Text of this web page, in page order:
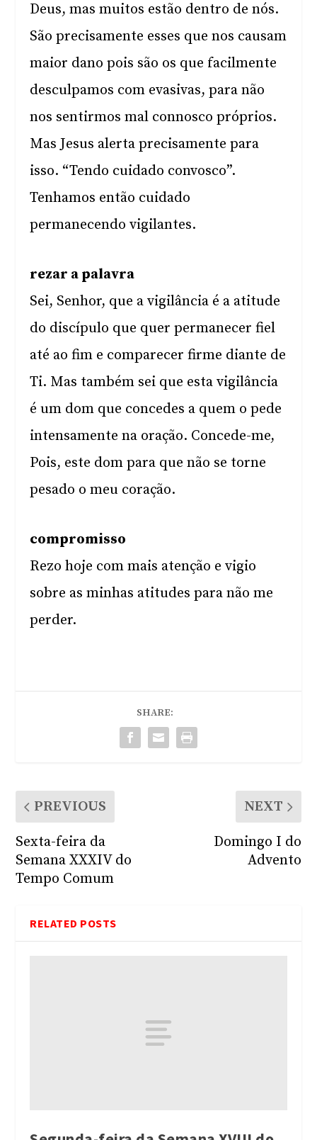
Deus, mas muitos estão dentro de nós.
São precisamente esses que nos causam
maior dano pois são os que facilmente
desculpamos com evasivas, para não
nos sentirmos mal connosco próprios.
Mas Jesus alerta precisamente para
isso. “Tendo cuidado convosco”.
Tenhamos então cuidado
permanecendo vigilantes.
rezar a palavra
Sei, Senhor, que a vigilância é a atitude
do discípulo que quer permanecer fiel
até ao fim e comparecer firme diante de
Ti. Mas também sei que esta vigilância
é um dom que concedes a quem o pede
intensamente na oração. Concede-me,
Pois, este dom para que não se torne
pesado o meu coração.
compromisso
Rezo hoje com mais atenção e vigio
sobre as minhas atitudes para não me
perder.
SHARE:
PREVIOUS
Sexta-feira da
Semana XXXIV do
Tempo Comum
NEXT
Domingo I do
Advento
RELATED POSTS